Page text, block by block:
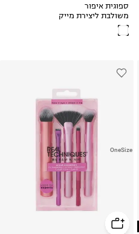
ספוגית איפור
משולבת ליצירת מייק
אפ מותאם אישית
Mircale Mixing
OneSize